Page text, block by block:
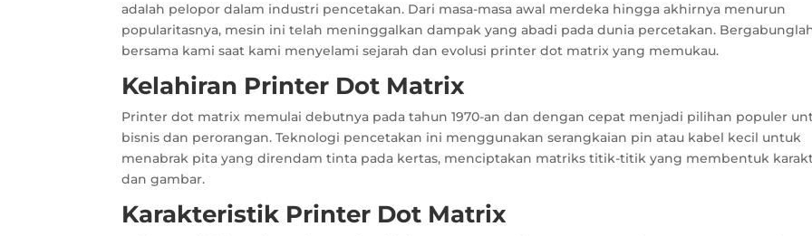
adalah pelopor dalam industri pencetakan. Dari masa-masa awal merdeka hingga akhirnya menurun
popularitasnya, mesin ini telah meninggalkan dampak yang abadi pada dunia percetakan.
bersama kami saat kami menyelami sejarah dan evolusi printer dot matrix yang memukau.
Kelahiran Printer Dot Matrix
Printer dot matrix memulai debutnya pada tahun 1970-an dan dengan cepat menjadi pilihan populer
bisnis dan perorangan. Teknologi pencetakan ini menggunakan serangkaian pin atau kabel kecil untuk
menabrak pita yang direndam tinta pada kertas, menciptakan matriks titik-titik yang membentuk
dan gambar.
Karakteristik Printer Dot Matrix